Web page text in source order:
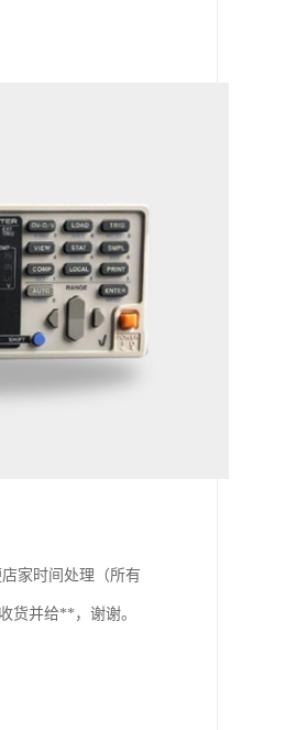
家时间处理（所有
货并给**，谢谢。